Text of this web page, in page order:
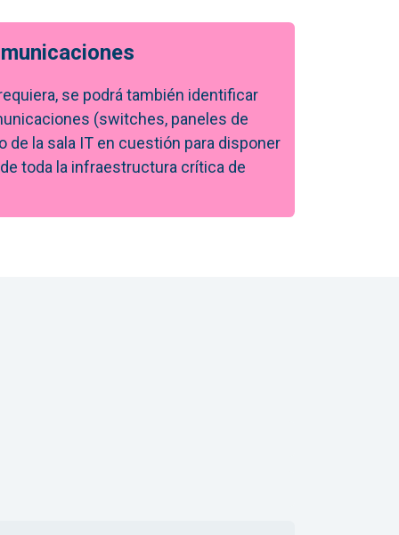
se podrá también identificar
(switches, paneles de
de la sala IT en cuestión para disponer
toda la infraestructura crítica de